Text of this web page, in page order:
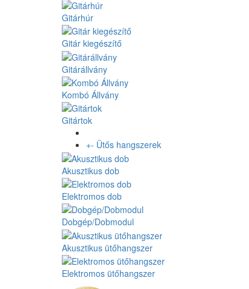
Gitárhúr
Gitár kiegészítő
Gitárállvány
Kombó Állvány
Gitártok
+- Ütős hangszerek
Akusztikus dob
Elektromos dob
Dobgép/Dobmodul
Akusztikus ütőhangszer
Elektromos ütőhangszer